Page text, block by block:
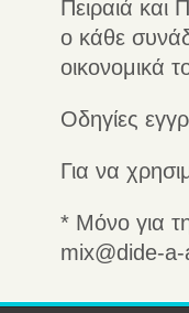
Πειραιά και
ο κάθε
οικονομικά
Οδηγίες
Για να
* Μόνο για
mix@dide-